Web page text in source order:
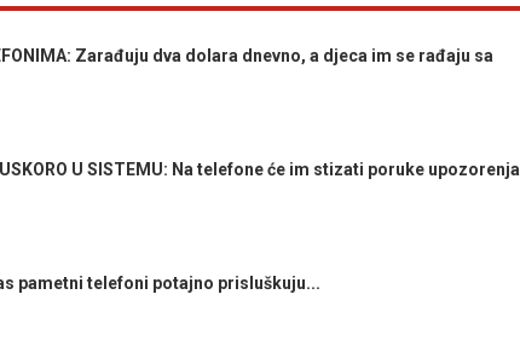
Zarađuju dva dolara dnevno, a djeca im se rađaju sa
USKORO U SISTEMU: Na telefone će im stizati poruke upozorenja
pametni telefoni potajno prisluškuju...